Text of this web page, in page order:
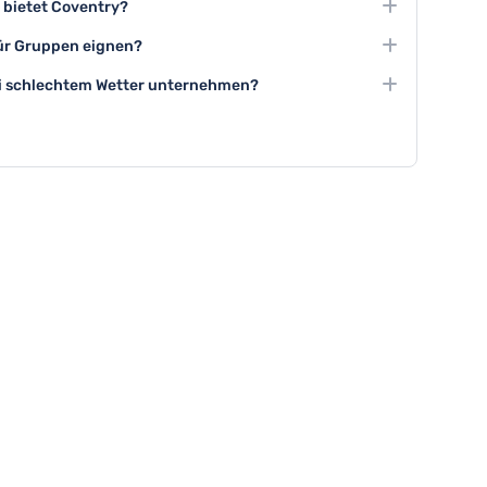
Innenstadt gehören zu den Top-
bietet Coventry?
Art Gallery bieten hervorragende kulturelle
Kunstausstellungen und spannenden
Gruppen eignen?
und geführte Touren durch historische Stätten
in Coventry.
schlechtem Wetter unternehmen?